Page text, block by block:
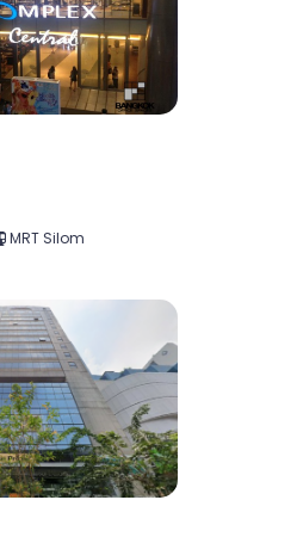
MRT Silom